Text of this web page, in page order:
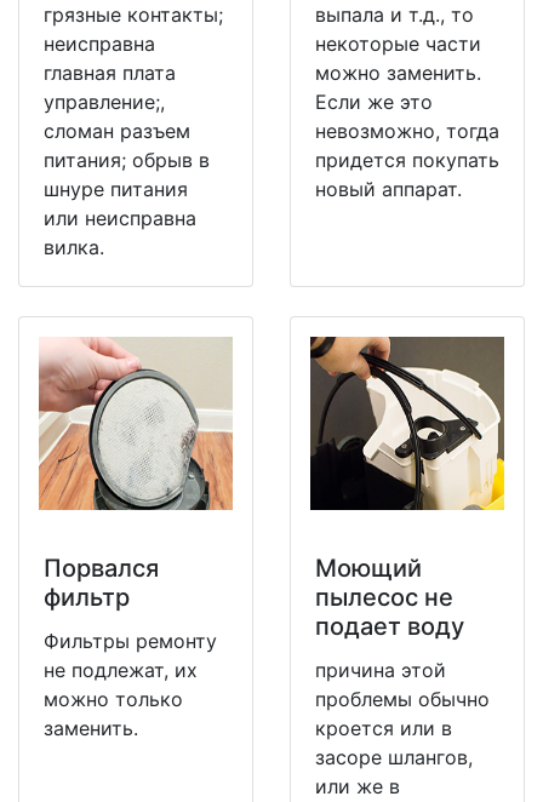
грязные контакты;
неисправна
главная плата
управление;,
сломан разъем
питания; обрыв в
шнуре питания
или неисправна
вилка.
выпала и т.д., то
некоторые части
можно заменить.
Если же это
невозможно, тогда
придется покупать
новый аппарат.
Порвался
фильтр
Фильтры ремонту
не подлежат, их
можно только
заменить.
Моющий
пылесос не
подает воду
причина этой
проблемы обычно
кроется или в
засоре шлангов,
или же в